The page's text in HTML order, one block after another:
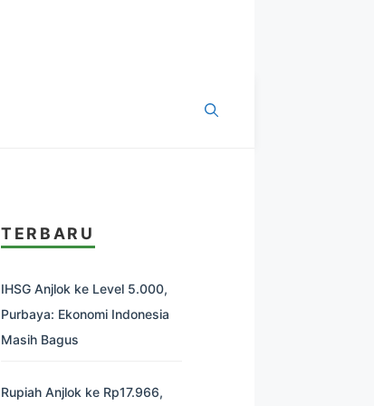
TERBARU
IHSG Anjlok ke Level 5.000,
Purbaya: Ekonomi Indonesia
Masih Bagus
Rupiah Anjlok ke Rp17.966,